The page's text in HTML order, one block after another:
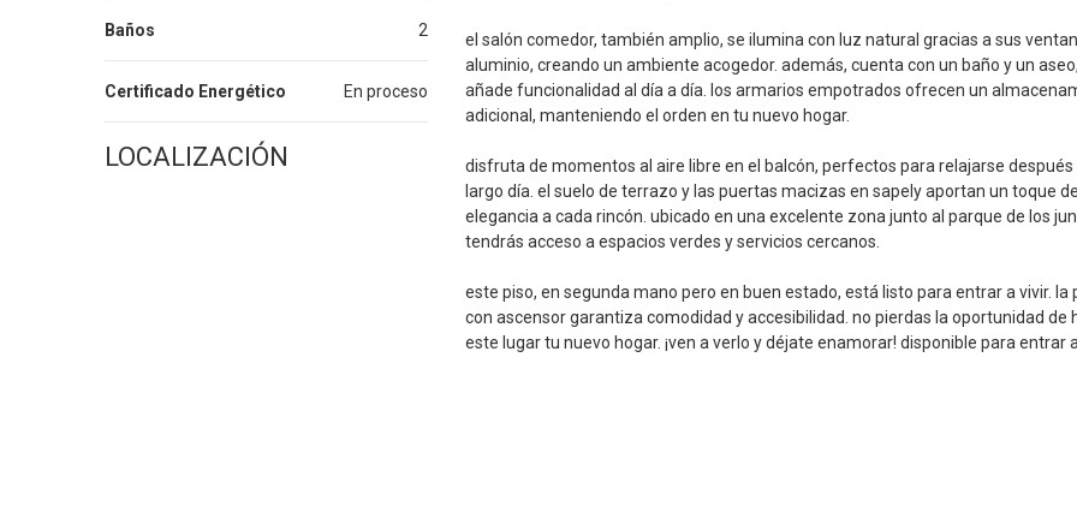
Baños 2
Certificado Energético En proceso
LOCALIZACIÓN
el salón comedor, también amplio, se ilumina con luz natural gracias a sus
aluminio, creando un ambiente acogedor. además, cuenta con un baño y un
añade funcionalidad al día a día. los armarios empotrados ofrecen un
adicional, manteniendo el orden en tu nuevo hogar.
disfruta de momentos al aire libre en el balcón, perfectos para relajarse después
largo día. el suelo de terrazo y las puertas macizas en sapely aportan un toque de
elegancia a cada rincón. ubicado en una excelente zona junto al parque de los
tendrás acceso a espacios verdes y servicios cercanos.
este piso, en segunda mano pero en buen estado, está listo para entrar a vivir. la
con ascensor garantiza comodidad y accesibilidad. no pierdas la oportunidad de
este lugar tu nuevo hogar. ¡ven a verlo y déjate enamorar! disponible para entrar